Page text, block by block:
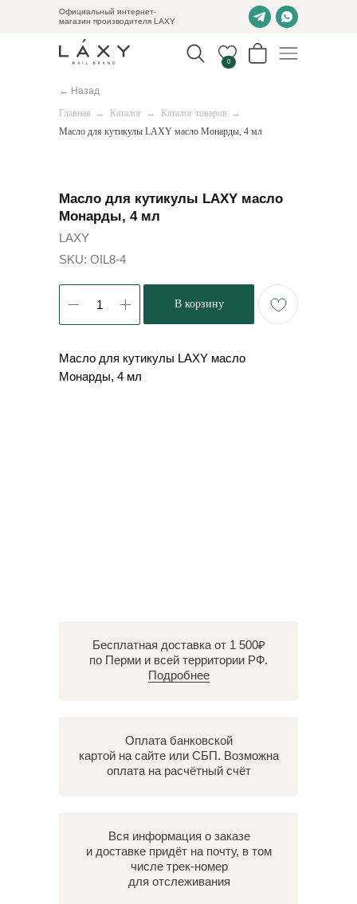
Официальный интернет-
магазин производителя LAXY
0
← Назад
Главная → Каталог → Каталог товаров →
Масло для кутикулы LAXY масло Монарды, 4 мл
Масло для кутикулы LAXY масло
Монарды, 4 мл
LAXY
SKU: OIL8-4
В корзину
Масло для кутикулы LAXY масло
Монарды, 4 мл
Бесплатная доставка от 1 500₽
по Перми и всей территории РФ.
Подробнее
Оплата банковской
картой на сайте или СБП. Возможна
оплата на расчётный счёт
Вся информация о заказе
и доставке придёт на почту, в том
числе трек-номер
для отслеживания